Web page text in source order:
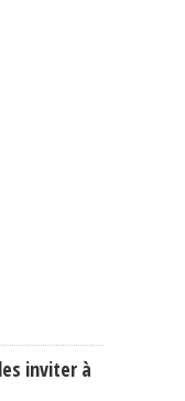
inviter à